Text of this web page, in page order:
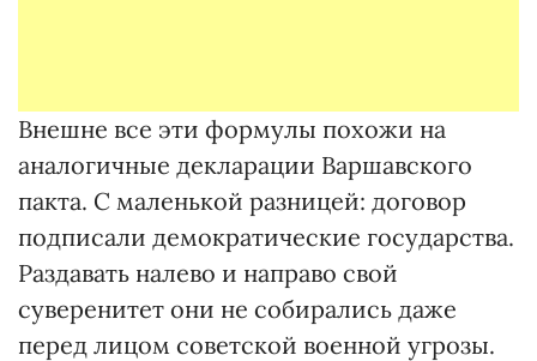
Внешне все эти формулы похожи на
аналогичные декларации Варшавского
пакта. С маленькой разницей: договор
подписали демократические государства.
Раздавать налево и направо свой
суверенитет они не собирались даже
перед лицом советской военной угрозы.